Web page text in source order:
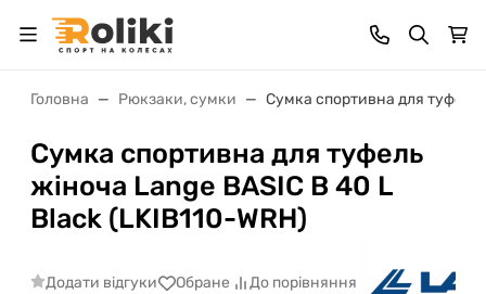
Головна Рюкзаки, сумки Сумка спортивна для туфель
Сумка спортивна для туфель
жіноча Lange BASIC B 40 L
Black (LKIB110-WRH)
Додати відгуки Обране До порівняння